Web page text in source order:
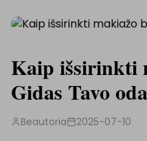
Kaip išsirinkti
Gidas Tavo
Beautoria 2025-07-10